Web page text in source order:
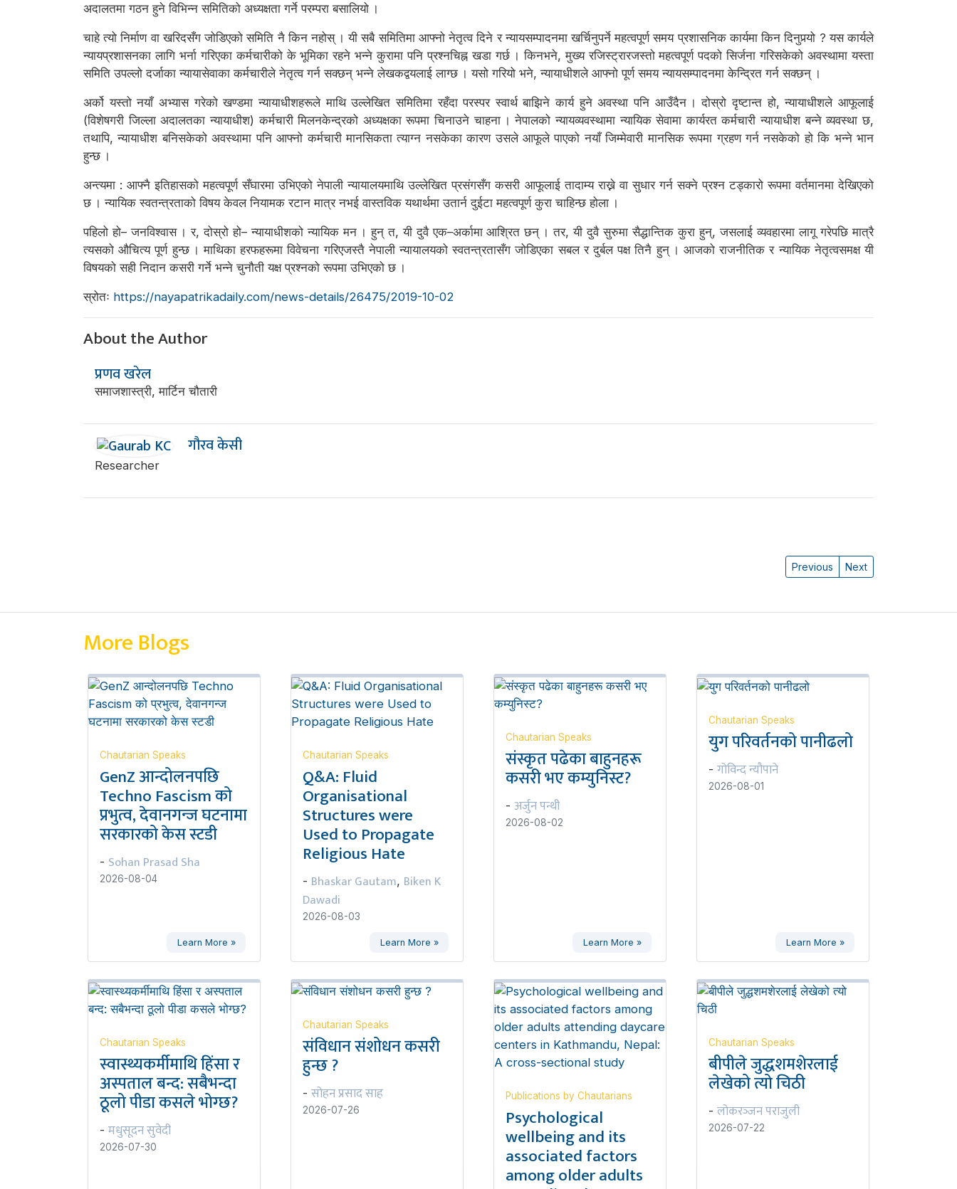
अदालतमा गठन हुने विभिन्न समितिको अध्यक्षता गर्ने परम्परा बसालियो ।
चाहे त्यो निर्माण वा खरिदसँग जोडिएको समिति नै किन नहोस् । यी सबै समितिमा आफ्नो नेतृत्व दिने र न्यायसम्पादनमा खर्चिनुपर्ने महत्वपूर्ण समय प्रशासनिक कार्यमा किन दिनुपर्‍यो ? यस कार्यले
न्यायप्रशासनका लागि भर्ना गरिएका कर्मचारीको के भूमिका रहने भन्ने कुरामा पनि प्रश्नचिह्न खडा गर्छ । किनभने, मुख्य रजिस्ट्रारजस्तो महत्वपूर्ण पदको सिर्जना गरिसकेको अवस्थामा यस्ता
समिति उपल्लो दर्जाका न्यायासेवाका कर्मचारीले नेतृत्व गर्न सक्छन् भन्ने लेखकद्वयलाई लाग्छ । यसो गरियो भने, न्यायाधीशले आफ्नो पूर्ण समय न्यायसम्पादनमा केन्द्रित गर्न सक्छन् ।
अर्को यस्तो नयाँ अभ्यास गरेको खण्डमा न्यायाधीशहरूले माथि उल्लेखित समितिमा रहँदा परस्पर स्वार्थ बाझिने कार्य हुने अवस्था पनि आउँदैन । दोस्रो दृष्टान्त हो, न्यायाधीशले आफूलाई
(विशेषगरी जिल्ला अदालतका न्यायाधीश) कर्मचारी मिलनकेन्द्रको अध्यक्षका रूपमा चिनाउने चाहना । नेपालको न्यायव्यवस्थामा न्यायिक सेवामा कार्यरत कर्मचारी न्यायाधीश बन्ने व्यवस्था छ,
तथापि, न्यायाधीश बनिसकेको अवस्थामा पनि आफ्नो कर्मचारी मानसिकता त्याग्न नसकेका कारण उसले आफूले पाएको नयाँ जिम्मेवारी मानसिक रूपमा ग्रहण गर्न नसकेको हो कि भन्ने भान
हुन्छ ।
अन्त्यमा : आफ्नै इतिहासको महत्वपूर्ण सँघारमा उभिएको नेपाली न्यायालयमाथि उल्लेखित प्रसंगसँग कसरी आफूलाई तादाम्य राख्ने वा सुधार गर्न सक्ने प्रश्न टड्कारो रूपमा वर्तमानमा देखिएको
छ । न्यायिक स्वतन्त्रताको विषय केवल नियामक रटान मात्र नभई वास्तविक यथार्थमा उतार्न दुईटा महत्वपूर्ण कुरा चाहिन्छ होला ।
पहिलो हो– जनविश्वास । र, दोस्रो हो– न्यायाधीशको न्यायिक मन । हुन् त, यी दुवै एक–अर्कामा आश्रित छन् । तर, यी दुवै सुरुमा सैद्धान्तिक कुरा हुन्, जसलाई व्यवहारमा लागू गरेपछि मात्रै
त्यसको औचित्य पूर्ण हुन्छ । माथिका हरफहरूमा विवेचना गरिएजस्तै नेपाली न्यायालयको स्वतन्त्रतासँग जोडिएका सबल र दुर्बल पक्ष तिनै हुन् । आजको राजनीतिक र न्यायिक नेतृत्वसमक्ष यी
विषयको सही निदान कसरी गर्ने भन्ने चुनौती यक्ष प्रश्नको रूपमा उभिएको छ ।
स्रोतः https://nayapatrikadaily.com/news-details/26475/2019-10-02
About the Author
प्रणव खरेल
समाजशास्त्री, मार्टिन चौतारी
गौरव केसी
Researcher
Previous Next
More Blogs
Chautarian Speaks
GenZ आन्दोलनपछि
Techno Fascism को
प्रभुत्व, देवानगन्ज घटनामा
सरकारको केस स्टडी
- Sohan Prasad Sha
2026-08-04
Learn More »
Chautarian Speaks
Q&A: Fluid
Organisational
Structures were
Used to Propagate
Religious Hate
- Bhaskar Gautam, Biken K
Dawadi
2026-08-03
Learn More »
Chautarian Speaks
संस्कृत पढेका बाहुनहरू
कसरी भए कम्युनिस्ट?
- अर्जुन पन्थी
2026-08-02
Learn More »
Chautarian Speaks
युग परिवर्तनको पानीढलो
- गोविन्द न्यौपाने
2026-08-01
Learn More »
Chautarian Speaks
स्वास्थ्यकर्मीमाथि हिंसा र
अस्पताल बन्द: सबैभन्दा
ठूलो पीडा कसले भोग्छ?
- मधुसूदन सुवेदी
2026-07-30
Chautarian Speaks
संविधान संशोधन कसरी
हुन्छ ?
- सोहन प्रसाद साह
2026-07-26
Publications by Chautarians
Psychological
wellbeing and its
associated factors
among older adults
Chautarian Speaks
बीपीले जुद्धशमशेरलाई
लेखेको त्यो चिठी
- लोकरञ्‍जन पराजुली
2026-07-22